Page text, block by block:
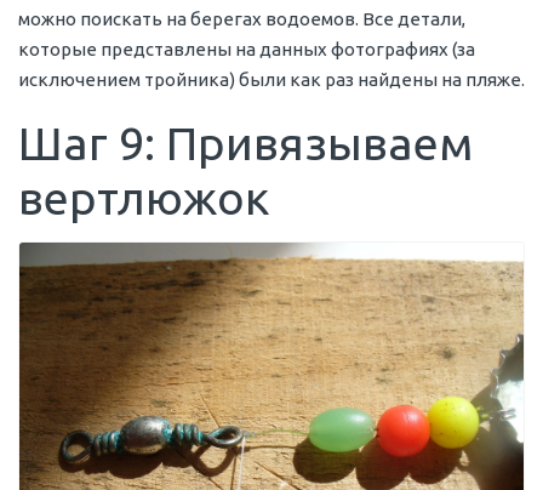
можно поискать на берегах водоемов. Все детали,
которые представлены на данных фотографиях (за
исключением тройника) были как раз найдены на пляже.
Шаг 9: Привязываем
вертлюжок